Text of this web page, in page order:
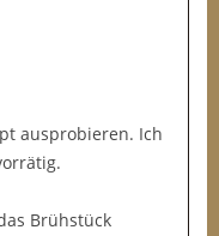
ausprobieren. Ich
Brühstück